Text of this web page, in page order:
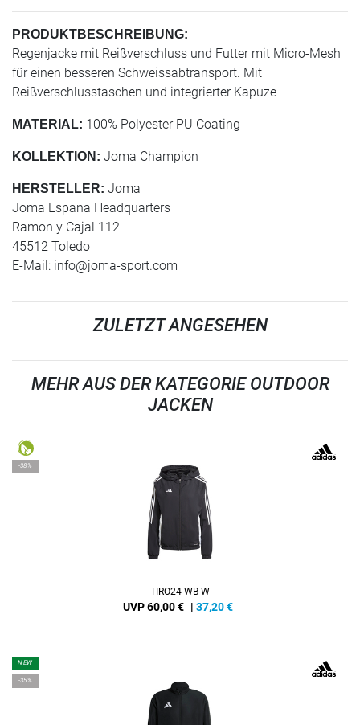
PRODUKTBESCHREIBUNG:
Regenjacke mit Reißverschluss und Futter mit Micro-Mesh
für einen besseren Schweissabtransport. Mit
Reißverschlusstaschen und integrierter Kapuze
MATERIAL: 100% Polyester PU Coating
KOLLEKTION: Joma Champion
HERSTELLER: Joma
Joma Espana Headquarters
Ramon y Cajal 112
45512 Toledo
E-Mail: info@joma-sport.com
ZULETZT ANGESEHEN
MEHR AUS DER KATEGORIE OUTDOOR
JACKEN
-38%
TIRO24 WB W
UVP 60,00 € | 37,20€
NEW
-35%